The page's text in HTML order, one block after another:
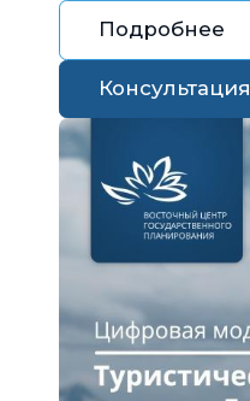
Подробнее
Консультация